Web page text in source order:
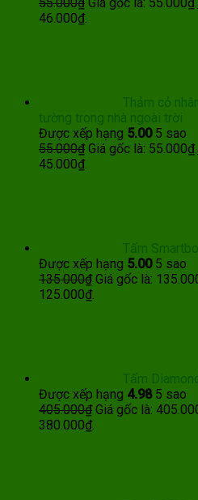
46.000₫.
Thảm cỏ
tường trong nhà ngoài trời
Được xếp hạng 5.005 sao
55.000₫ Giá gốc là: 55.000₫.
45.000₫.
Tấm
Được xếp hạng 5.005 sao
135.000₫ Giá gốc là:
125.000₫.
Tấm
Được xếp hạng 4.985 sao
405.000₫ Giá gốc là:
380.000₫.